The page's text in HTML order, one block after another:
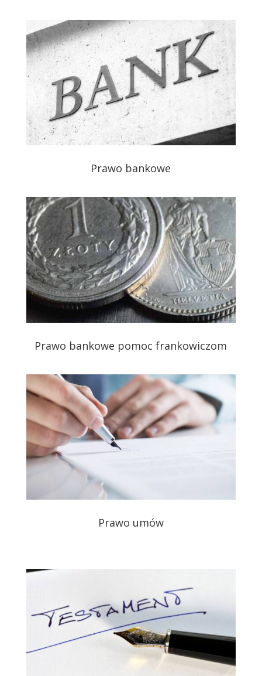
Prawo bankowe
Prawo bankowe pomoc frankowiczom
Prawo umów